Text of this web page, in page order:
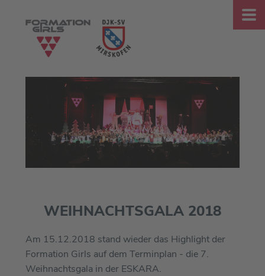
WEIHNACHTSGALA 2018
Am 15.12.2018 stand wieder das Highlight der
Formation Girls auf dem Terminplan - die 7.
Weihnachtsgala in der ESKARA.